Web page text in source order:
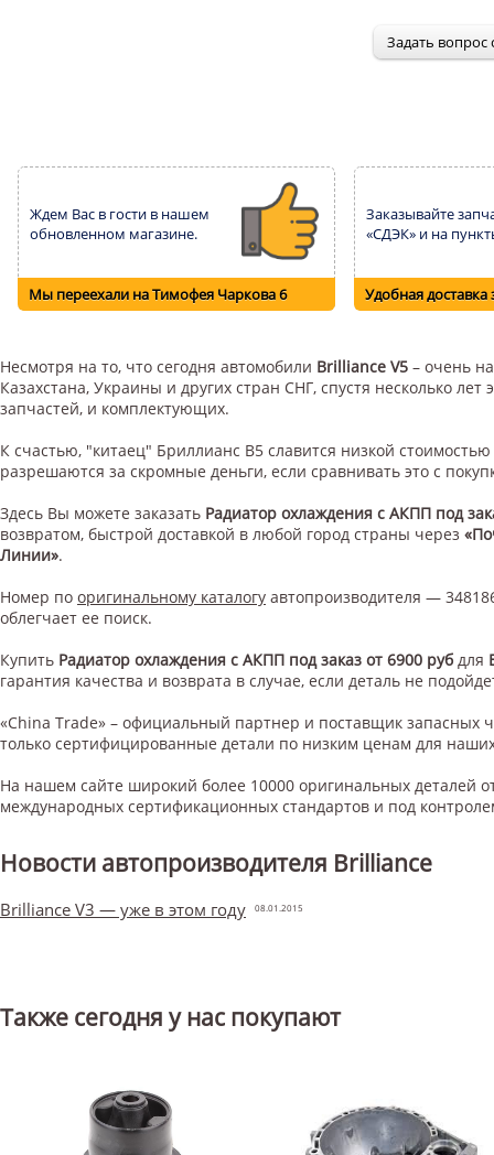
Ждем Вас в гости в нашем
обновленном магазине.
Мы переехали на Тимофея Чаркова 6
Заказывайте
«СДЭК» и на
Удобная доставка
Несмотря на то, что сегодня автомобили Brilliance V5 – очень
Казахстана, Украины и других стран СНГ, спустя несколько
запчастей, и комплектующих.
К счастью, "китаец" Бриллианс В5 славится низкой
разрешаются за скромные деньги, если сравнивать это с
Здесь Вы можете заказать Радиатор охлаждения с АКПП под
возвратом, быстрой доставкой в любой город страны через
Линии».
Номер по оригинальному каталогу автопроизводителя —
облегчает ее поиск.
Купить Радиатор охлаждения с АКПП под заказ от 6900 руб для
гарантия качества и возврата в случае, если деталь не
«China Trade» – официальный партнер и поставщик запасных
только сертифицированные детали по низким ценам для
На нашем сайте широкий более 10000 оригинальных деталей
международных сертификационных стандартов и под
Новости автопроизводителя Brilliance
Brilliance V3 — уже в этом году 08.01.2015
Также сегодня у нас покупают